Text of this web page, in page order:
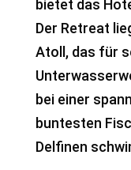
bietet das
Der Retreat
Atoll, das für
bei einer
buntesten
Delfinen